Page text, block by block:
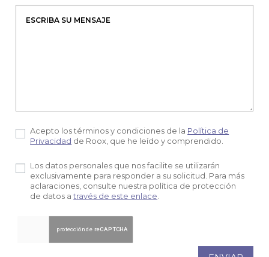
Acepto los términos y condiciones de la Política de
Privacidad de Roox, que he leído y comprendido.
Los datos personales que nos facilite se utilizarán
exclusivamente para responder a su solicitud. Para más
aclaraciones, consulte nuestra política de protección
de datos através de este enlace.